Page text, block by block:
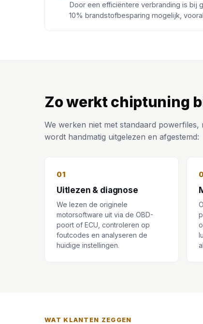
Door een efficiëntere verbranding is bij
10% brandstofbesparing mogelijk,
Zo werkt chiptuning
We werken niet met standaard
wordt handmatig uitgelezen en afgestemd:
01
Uitlezen & diagnose
We lezen de originele
motorsoftware uit via de OBD-
poort of ECU, controleren op
foutcodes en analyseren de
huidige instellingen.
WAT KLANTEN ZEGGEN